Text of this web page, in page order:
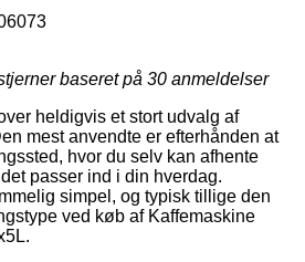
baseret på 30 anmeldelser
heldigvis et stort udvalg af
mest anvendte er efterhånden at
hvor du selv kan afhente
passer ind i din hverdag.
simpel, og typisk tillige den
ved køb af Kaffemaskine